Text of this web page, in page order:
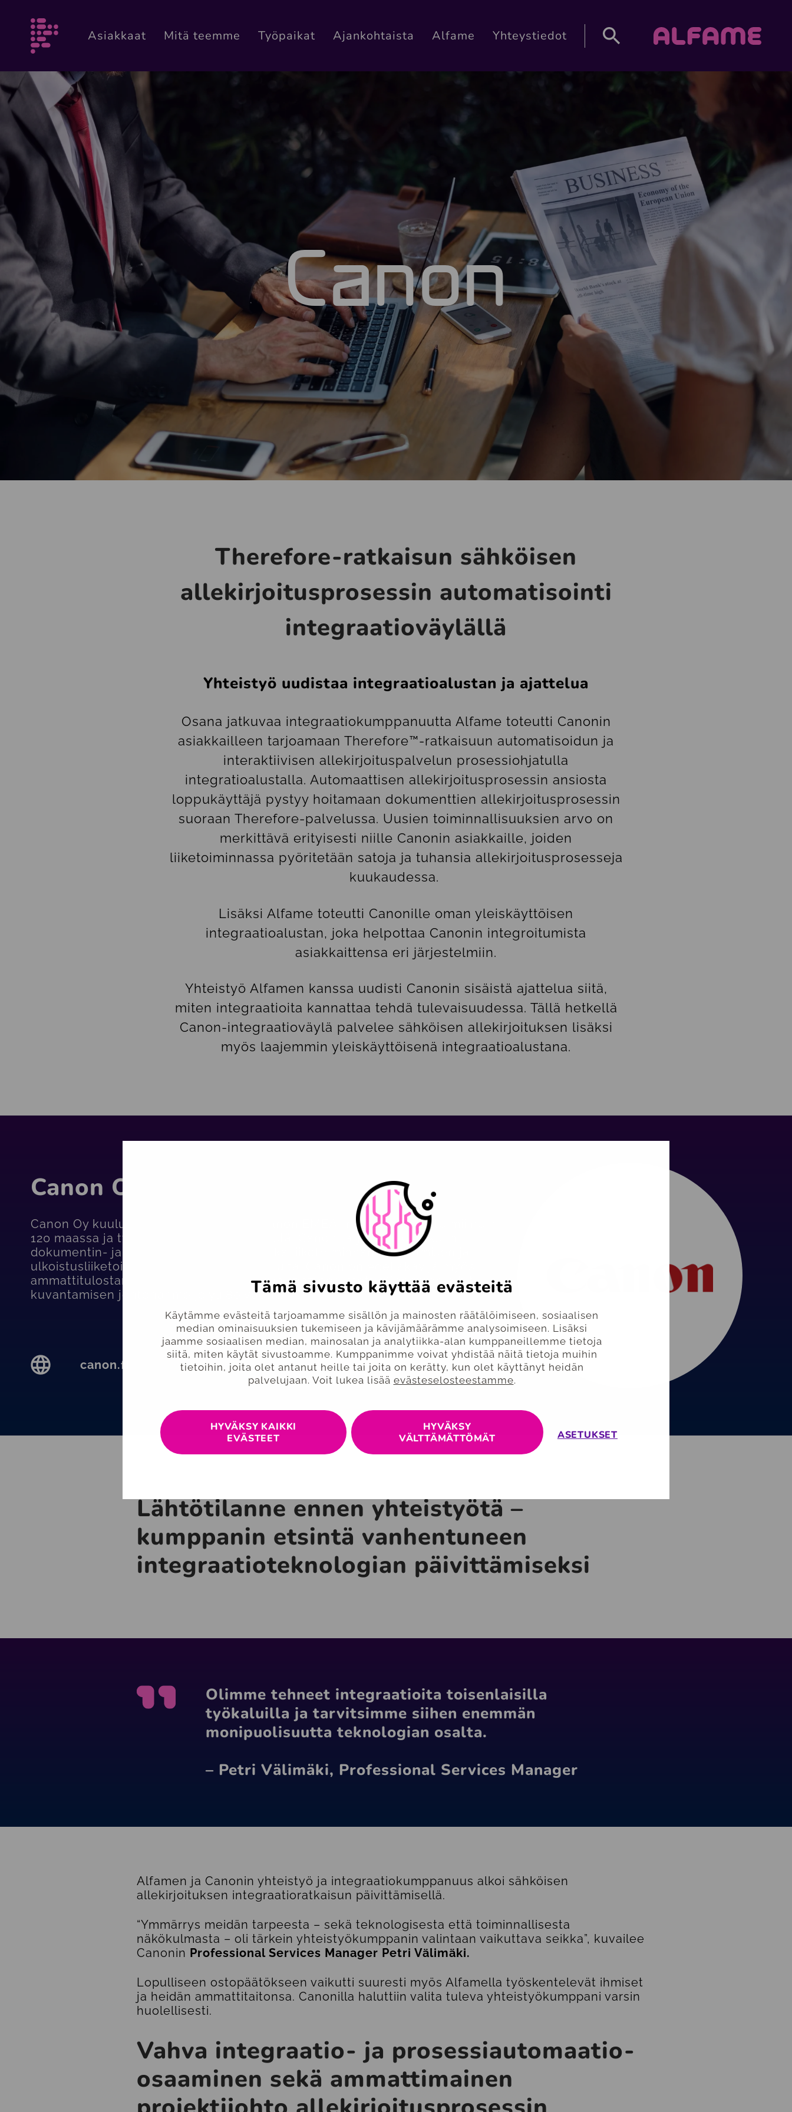
Tämä sivusto käyttää evästeitä
Käytämme evästeitä tarjoamamme sisällön ja mainosten räätälöimiseen, sosiaalisen
median ominaisuuksien tukemiseen ja kävijämäärämme analysoimiseen. Lisäksi
jaamme sosiaalisen median, mainosalan ja analytiikka-alan kumppaneillemme tietoja
siitä, miten käytät sivustoamme. Kumppanimme voivat yhdistää näitä tietoja muihin
tietoihin, joita olet antanut heille tai joita on kerätty, kun olet käyttänyt heidän
palvelujaan. Voit lukea lisää evästeselosteestamme.
HYVÄKSY KAIKKI
EVÄSTEET
HYVÄKSY
VÄLTTÄMÄTTÖMÄT
ASETUKSET
Morselogo
Asiakkaat Mitä teemme Työpaikat Ajankohtaista Alfame Yhteystiedot HAKU Alfame
Canon
Therefore-ratkaisun sähköisen
allekirjoitus­prosessin automatisointi
integraatio­väylällä
Yhteistyö uudistaa integraatioalustan ja ajattelua
Osana jatkuvaa integraatiokumppanuutta Alfame toteutti Canonin
asiakkailleen tarjoamaan Therefore™-ratkaisuun automatisoidun ja
interaktiivisen allekirjoituspalvelun prosessiohjatulla
integratioalustalla. Automaattisen allekirjoitusprosessin ansiosta
loppukäyttäjä pystyy hoitamaan dokumenttien allekirjoitusprosessin
suoraan Therefore-palvelussa. Uusien toiminnallisuuksien arvo on
merkittävä erityisesti niille Canonin asiakkaille, joiden
liiketoiminnassa pyöritetään satoja ja tuhansia allekirjoitusprosesseja
kuukaudessa.
Lisäksi Alfame toteutti Canonille oman yleiskäyttöisen
integraatioalustan, joka helpottaa Canonin integroitumista
asiakkaittensa eri järjestelmiin.
Yhteistyö Alfamen kanssa uudisti Canonin sisäistä ajattelua siitä,
miten integraatioita kannattaa tehdä tulevaisuudessa. Tällä hetkellä
Canon-integraatioväylä palvelee sähköisen allekirjoituksen lisäksi
myös laajemmin yleiskäyttöisenä integraatioalustana.
Canon Oy
Canon Oy kuuluu maailmanlaajuiseen Canon EMEA -ryhmään, joka toimii noin
120 maassa ja työllistää noin 18 000 ihmistä. Canon tarjoaa tulostuksen-,
dokumentin- ja informaationhallinnan sekä liiketoiminnan kehittämisen ja
ulkoistusliiketoiminnan asiantuntijapalveluita. Canon on edelläkävijä myös
ammattitulostamisen ratkaisuissa. Vuonna 1937 perustettu Canon on ollut
kuvantamisen johtohahmo jo yli 80 vuotta.
canon.fi
Lähtötilanne ennen yhteistyötä –
kumppanin etsintä vanhentuneen
integraatioteknologian päivittämiseksi
Olimme tehneet integraatioita toisenlaisilla
työkaluilla ja tarvitsimme siihen enemmän
monipuolisuutta teknologian osalta.
– Petri Välimäki, Professional Services Manager
Alfamen ja Canonin yhteistyö ja integraatiokumppanuus alkoi sähköisen
allekirjoituksen integraatioratkaisun päivittämisellä.
“Ymmärrys meidän tarpeesta – sekä teknologisesta että toiminnallisesta
näkökulmasta – oli tärkein yhteistyökumppanin valintaan vaikuttava seikka”, kuvailee
Canonin Professional Services Manager Petri Välimäki.
Lopulliseen ostopäätökseen vaikutti suuresti myös Alfamella työskentelevät ihmiset
ja heidän ammattitaitonsa. Canonilla haluttiin valita tuleva yhteistyökumppani varsin
huolellisesti.
Vahva integraatio- ja prosessiautomaatio-
osaaminen sekä ammattimainen